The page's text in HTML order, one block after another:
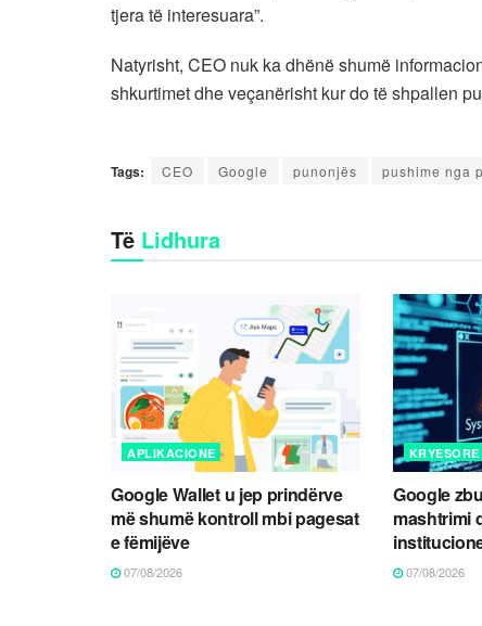
tjera të interesuara”.
Natyrisht, CEO nuk ka dhënë shumë
shkurtimet dhe veçanërisht kur do të shpallen
Tags: CEO Google punonjës pushime nga
Të Lidhura
APLIKACIONE
Google Wallet u jep prindërve
më shumë kontroll mbi pagesat
e fëmijëve
07/08/2026
KRYESORE
Google
mashtrimi
07/08/2026